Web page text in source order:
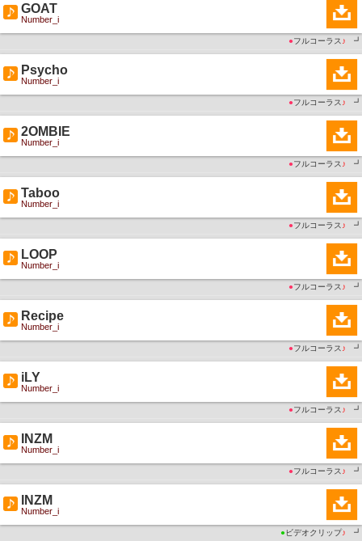
GOAT
Number_i
●フルコーラス ♪ ┛
Psycho
Number_i
●フルコーラス ♪ ┛
2OMBIE
Number_i
●フルコーラス ♪ ┛
Taboo
Number_i
●フルコーラス ♪ ┛
LOOP
Number_i
●フルコーラス ♪ ┛
Recipe
Number_i
●フルコーラス ♪ ┛
iLY
Number_i
●フルコーラス ♪ ┛
INZM
Number_i
●フルコーラス ♪ ┛
INZM
Number_i
● ビデオクリップ♪ ┛